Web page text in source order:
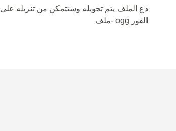
دع الملف يتم تحويله وستتمكن من تنزيله على
الفور ogg -ملف